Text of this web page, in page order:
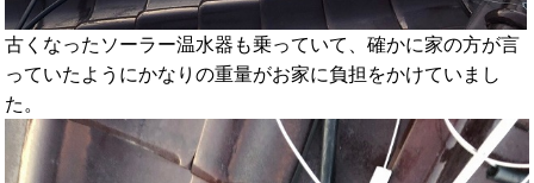
古くなったソーラー温水器も乗っていて、確かに家の方が言
っていたようにかなりの重量がお家に負担をかけていまし
た。